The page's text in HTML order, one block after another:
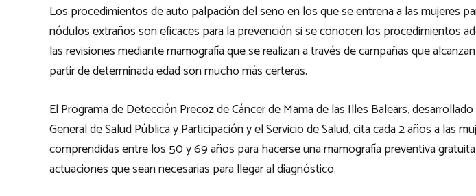
Los procedimientos de auto palpación del seno en los que se entrena a las mujeres
nódulos extraños son eficaces para la prevención si se conocen los procedimientos
las revisiones mediante mamografía que se realizan a través de campañas que
partir de determinada edad son mucho más certeras.
El Programa de Detección Precoz de Cáncer de Mama de las Illes Balears,
General de Salud Pública y Participación y el Servicio de Salud, cita cada 2 años a las
comprendidas entre los 50 y 69 años para hacerse una mamografía preventiva
actuaciones que sean necesarias para llegar al diagnóstico.